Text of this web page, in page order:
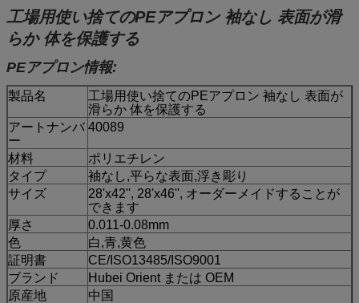
工場用使い捨てのPEアプロン 袖なし 表面が滑
らか 体を保護する
PEアプロン情報:
製品名
工場用使い捨てのPEアプロン 袖なし 表面が
滑らか 体を保護する
アートナンバ
ー
40089
材料
ポリエチレン
タイプ
袖なし,平らな表面,浮き彫り
サイズ
28'x42'', 28'x46'', オーダーメイドすることが
できます
厚さ
0.011-0.08mm
色
白,青,黄色
証明書
CE/ISO13485/ISO9001
ブランド
Hubei Orient または OEM
原産地
中国